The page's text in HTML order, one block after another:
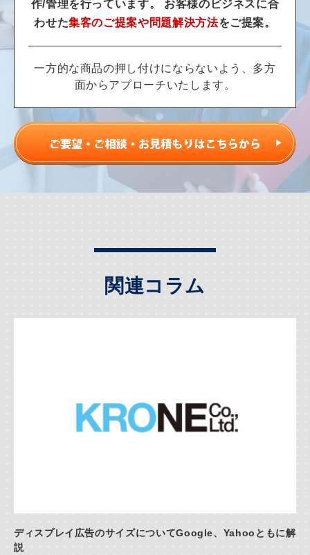
作/管理を行っています。
お客様のビジネスに合
わせた集客のご提案や問題解決方法をご提案。
一方的な商品の押し付けにならないよう、多方
面からアプローチいたします。
関連コラム
ディスプレイ広告のサイズについてGoogle、Yahooともに解
説